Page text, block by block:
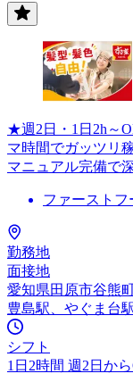
★週2日・1日2h～
マ時間でガッツリ
マニュアル完備で
ファーストフ
勤務地
面接地
愛知県田原市谷熊
豊島駅、やぐま台
シフト
1日2時間 週2日か